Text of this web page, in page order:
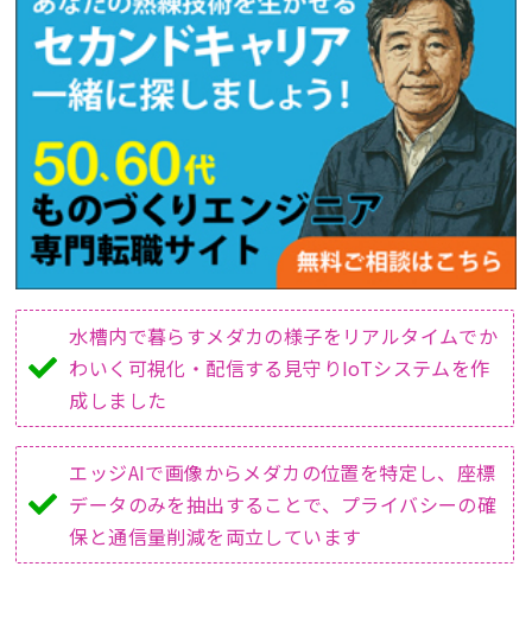
水槽内で暮らすメダカの様子をリアルタイムでか
わいく可視化・配信する見守りIoTシステムを作
成しました
エッジAIで画像からメダカの位置を特定し、座標
データのみを抽出することで、プライバシーの確
保と通信量削減を両立しています